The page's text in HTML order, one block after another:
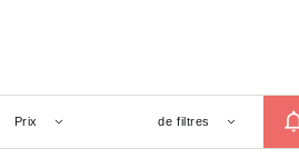
Prix de filtres